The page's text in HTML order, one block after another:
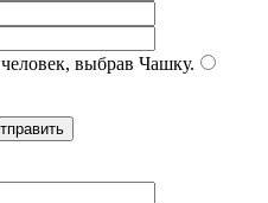
выбрав Чашку.